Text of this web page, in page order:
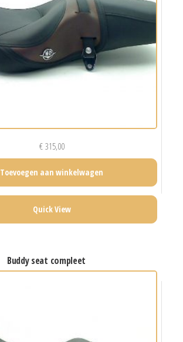
€315,00
Toevoegen aan winkelwagen
Quick View
buddy seat compleet